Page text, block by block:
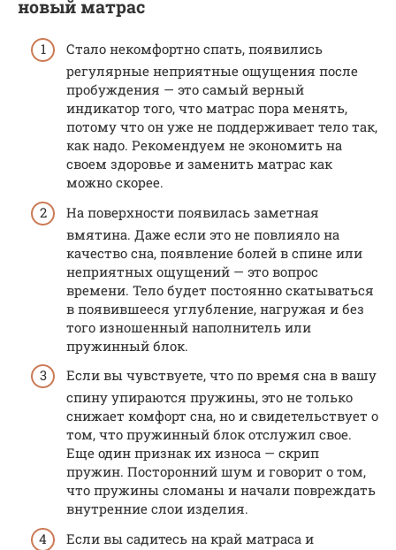
новый матрас
Стало некомфортно спать, появились
регулярные неприятные ощущения после
пробуждения — это самый верный
индикатор того, что матрас пора менять,
потому что он уже не поддерживает тело так,
как надо. Рекомендуем не экономить на
своем здоровье и заменить матрас как
можно скорее.
На поверхности появилась заметная
вмятина. Даже если это не повлияло на
качество сна, появление болей в спине или
неприятных ощущений — это вопрос
времени. Тело будет постоянно скатываться
в появившееся углубление, нагружая и без
того изношенный наполнитель или
пружинный блок.
Если вы чувствуете, что по время сна в вашу
спину упираются пружины, это не только
снижает комфорт сна, но и свидетельствует о
том, что пружинный блок отслужил свое.
Еще один признак их износа — скрип
пружин. Посторонний шум и говорит о том,
что пружины сломаны и начали повреждать
внутренние слои изделия.
Если вы садитесь на край матраса и